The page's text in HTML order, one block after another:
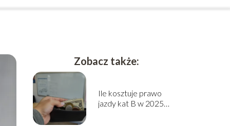
Zobacz także:
Ile kosztuje prawo
jazdy kat B w 2025